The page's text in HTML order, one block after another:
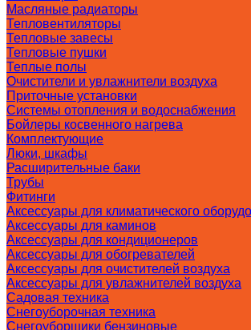
Масляные радиаторы
Тепловентиляторы
Тепловые завесы
Тепловые пушки
Теплые полы
Очистители и увлажнители воздуха
Приточные установки
Системы отопления и водоснабжения
Бойлеры косвенного нагрева
Комплектующие
Люки, шкафы
Расширительные баки
Трубы
Фитинги
Аксессуары для климатического
Аксессуары для каминов
Аксессуары для кондиционеров
Аксессуары для обогревателей
Аксессуары для очистителей воздуха
Аксессуары для увлажнителей воздуха
Садовая техника
Снегоуборочная техника
Снегоуборщики бензиновые